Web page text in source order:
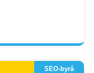
SEO-byrå